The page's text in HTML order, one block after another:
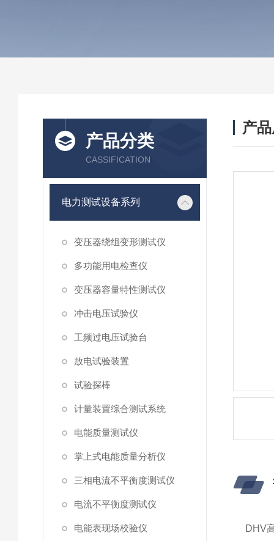
产品分类
CASSIFICATION
电力测试设备系列
变压器绕组变形测试仪
多功能用电检查仪
变压器容量特性测试仪
冲击电压试验仪
工频过电压试验台
放电试验装置
试验探棒
计量装置综合测试系统
电能质量测试仪
掌上式电能质量分析仪
三相电流不平衡度测试仪
电流不平衡度测试仪
电能表现场校验仪
产
DHV